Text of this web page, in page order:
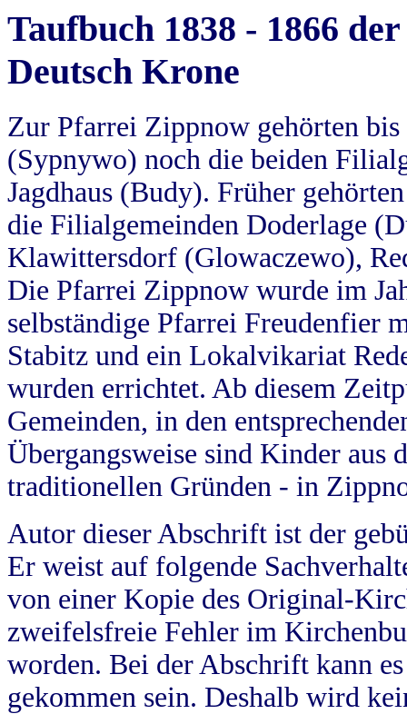
Taufbuch 1838 - 1866
Deutsch Krone
Zur Pfarrei Zippnow gehörten
(Sypnywo) noch die beiden
Jagdhaus (Budy). Früher
die Filialgemeinden Doderlage
Klawittersdorf (Glowaczewo),
Die Pfarrei Zippnow wurde im
selbständige Pfarrei Freudenfier
Stabitz und ein Lokalvikariat
wurden errichtet. Ab diesem
Gemeinden, in den
Übergangsweise sind Kinder aus
traditionellen Gründen - in
Autor dieser Abschrift ist der
Er weist auf folgende
von einer Kopie des Original-
zweifelsfreie Fehler im
worden. Bei der Abschrift kann
gekommen sein. Deshalb wird